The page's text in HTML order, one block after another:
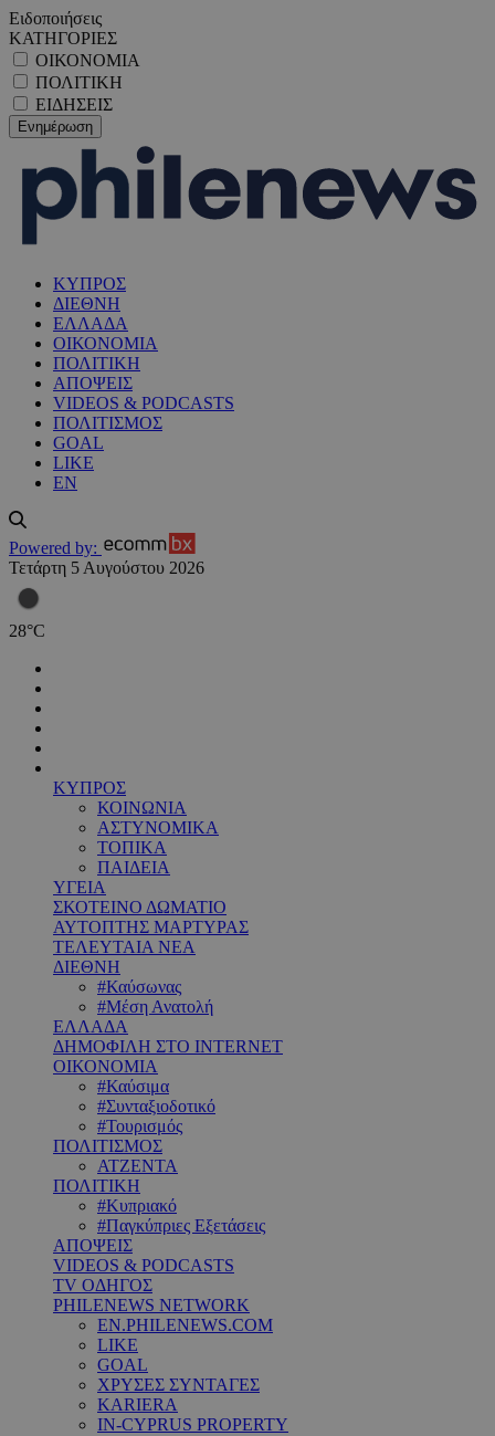
Ειδοποιήσεις
ΚΑΤΗΓΟΡΙΕΣ
ΟΙΚΟΝΟΜΙΑ
ΠΟΛΙΤΙΚΗ
ΕΙΔΗΣΕΙΣ
ΚΥΠΡΟΣ
ΔΙΕΘΝΗ
ΕΛΛΑΔΑ
ΟΙΚΟΝΟΜΙΑ
ΠΟΛΙΤΙΚΗ
ΑΠΟΨΕΙΣ
VIDEOS & PODCASTS
ΠΟΛΙΤΙΣΜΟΣ
GOAL
LIKE
EN
Powered by:
Τετάρτη 5 Αυγούστου 2026
28°C
ΚΥΠΡΟΣ
ΚΟΙΝΩΝΙΑ
ΑΣΤΥΝΟΜΙΚΑ
ΤΟΠΙΚΑ
ΠΑΙΔΕΙΑ
ΥΓΕΙΑ
ΣΚΟΤΕΙΝΟ ΔΩΜΑΤΙΟ
ΑΥΤΟΠΤΗΣ ΜΑΡΤΥΡΑΣ
ΤΕΛΕΥΤΑΙΑ ΝΕΑ
ΔΙΕΘΝΗ
#Καύσωνας
#Μέση Ανατολή
ΕΛΛΑΔΑ
ΔΗΜΟΦΙΛΗ ΣΤΟ INTERNET
ΟΙΚΟΝΟΜΙΑ
#Καύσιμα
#Συνταξιοδοτικό
#Τουρισμός
ΠΟΛΙΤΙΣΜΟΣ
ΑΤΖΕΝΤΑ
ΠΟΛΙΤΙΚΗ
#Κυπριακό
#Παγκύπριες Εξετάσεις
ΑΠΟΨΕΙΣ
VIDEOS & PODCASTS
TV ΟΔΗΓΟΣ
PHILENEWS NETWORK
EN.PHILENEWS.COM
LIKE
GOAL
ΧΡΥΣΕΣ ΣΥΝΤΑΓΕΣ
KARIERA
IN-CYPRUS PROPERTY